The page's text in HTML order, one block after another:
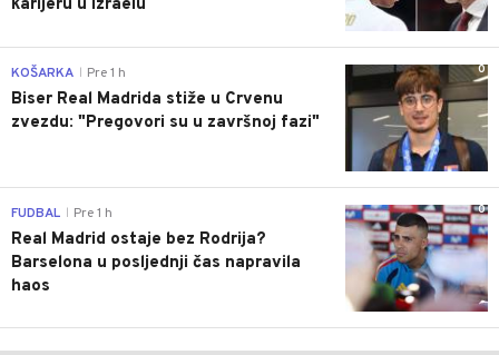
karijeru u Izraelu
0
KOŠARKA Pre 1 h
Biser Real Madrida stiže u Crvenu
zvezdu: "Pregovori su u završnoj fazi"
0
FUDBAL Pre 1 h
Real Madrid ostaje bez Rodrija?
Barselona u posljednji čas napravila
haos